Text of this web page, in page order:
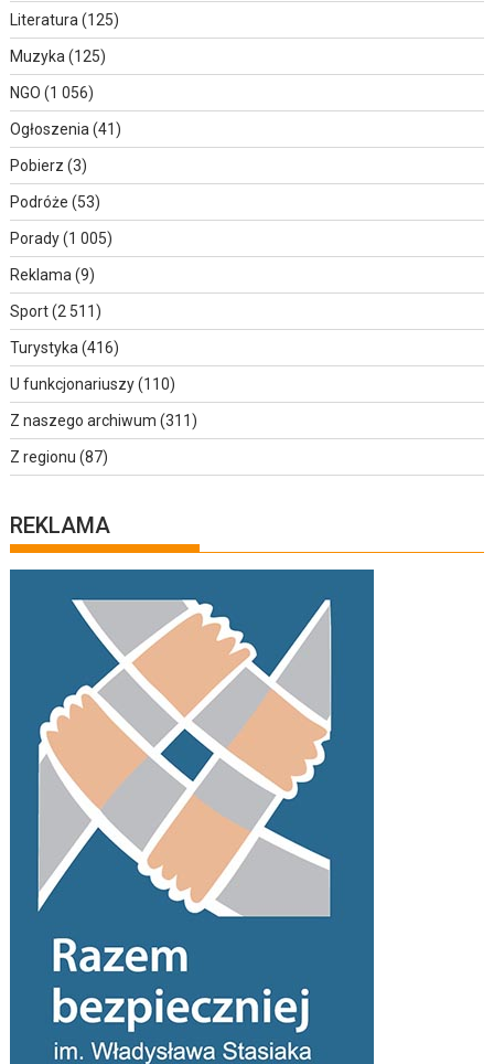
Literatura (125)
Muzyka (125)
NGO (1 056)
Ogłoszenia (41)
Pobierz (3)
Podróże (53)
Porady(1 005)
Reklama (9)
Sport(2 511)
Turystyka (416)
U funkcjonariuszy(110)
Z naszego archiwum (311)
Z regionu (87)
REKLAMA